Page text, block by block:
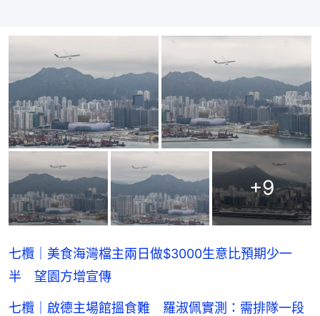
+9
七欖｜美食海灣檔主兩日做$3000生意比預期少一
半 望園方增宣傳
七欖｜啟德主場館搵食難 羅淑佩實測：需排隊一段